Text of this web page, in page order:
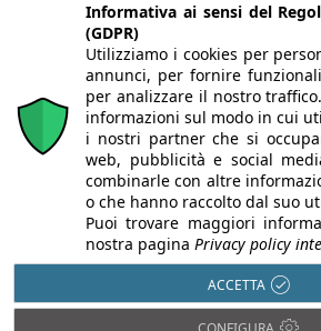
Chi siamo Autori Per la tua
newsletter
Infobuild è testata registrata presso il
Informativa ai sensi del
(GDPR)
Utilizziamo i cookies per
annunci, per fornire
per analizzare il nostro
informazioni sul modo in cui
i nostri partner che si
web, pubblicità e social
combinarle con altre
o che hanno raccolto dal suo
Puoi trovare maggiori
nostra pagina Privacy policy
ACCETTA